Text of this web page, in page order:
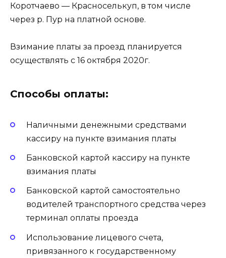
Коротчаево — Красноселькуп, в том числе
через р. Пур на платной основе.
Взимание платы за проезд планируется
осуществлять с 16 октября 2020г.
Способы оплаты:
Наличными денежными средствами
кассиру на пункте взимания платы
Банковской картой кассиру на пункте
взимания платы
Банковской картой самостоятельно
водителей транспортного средства через
терминал оплаты проезда
Использование лицевого счета,
привязанного к государственному